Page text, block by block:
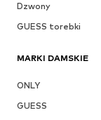
Dzwony
GUESS torebki
MARKI DAMSKIE
ONLY
GUESS